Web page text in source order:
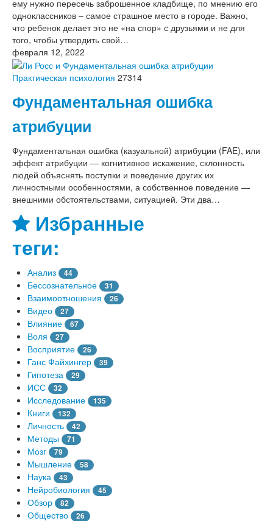
ему нужно пересечь заброшенное кладбище, по мнению его
одноклассников – самое страшное место в городе. Важно,
что ребенок делает это не «на спор» с друзьями и не для
того, чтобы утвердить свой…
февраля 12, 2022
Практическая психология 27314
Фундаментальная ошибка
атрибуции
Фундаментальная ошибка (казуальной) атрибуции (FAE), или
эффект атрибуции — когнитивное искажение, склонность
людей объяснять поступки и поведение других их
личностными особенностями, а собственное поведение —
внешними обстоятельствами, ситуацией. Эти два…
Избранные
теги:
Анализ 44
Бессознательное 31
Взаимоотношения 26
Видео 27
Влияние 67
Воля 27
Восприятие 26
Ганс Файхингер 39
Гипотеза 29
ИСС 32
Исследование 135
Книги 132
Личность 42
Методы 71
Мозг 79
Мышление 58
Наука 43
Нейробиология 45
Обзор 82
Общество 26